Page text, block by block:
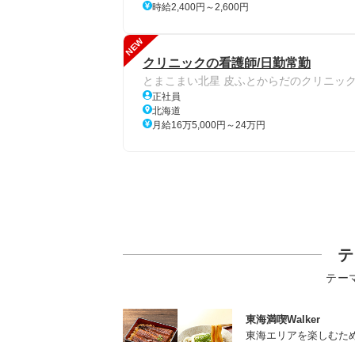
時給2,400円～2,600円
NEW
クリニックの看護師/日勤常勤
とまこまい北星 皮ふとからだのクリニッ
正社員
北海道
月給16万5,000円～24万円
テー
東海満喫Walker
東海エリアを楽しむた